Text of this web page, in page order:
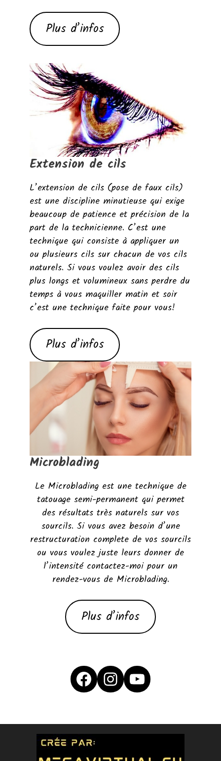
Plus d’infos
Extension de cils
L’extension de cils (pose de faux cils)
est une discipline minutieuse qui exige
beaucoup de patience et précision de la
part de la technicienne. C’est une
technique qui consiste à appliquer un
ou plusieurs cils sur chacun de vos cils
naturels. Si vous voulez avoir des cils
plus longs et volumineux sans perdre du
temps à vous maquiller matin et soir
c’est une technique faite pour vous!
Plus d’infos
Microblading
Le Microblading est une technique de
tatouage semi-permanent qui permet
des résultats très naturels sur vos
sourcils. Si vous avez besoin d’une
restructuration complete de vos sourcils
ou vous voulez juste leurs donner de
l’intensité contactez-moi pour un
rendez-vous de Microblading.
Plus d’infos
Facebook Instagram YouTube